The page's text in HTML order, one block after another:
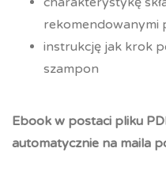
rekomendowanymi
instrukcję jak krok
szampon
Ebook w postaci pliku
automatycznie na maila